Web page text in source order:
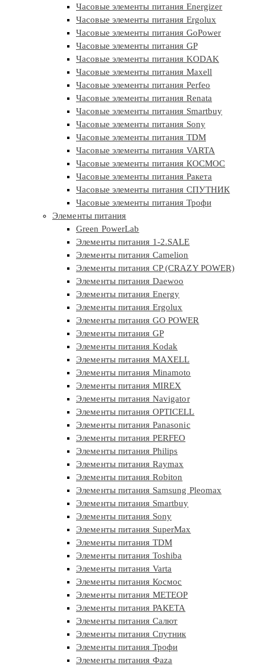
Часовые элементы питания Energizer
Часовые элементы питания Ergolux
Часовые элементы питания GoPower
Часовые элементы питания GP
Часовые элементы питания KODAK
Часовые элементы питания Maxell
Часовые элементы питания Perfeo
Часовые элементы питания Renata
Часовые элементы питания Smartbuy
Часовые элементы питания Sony
Часовые элементы питания TDM
Часовые элементы питания VARTA
Часовые элементы питания КОСМОС
Часовые элементы питания Ракета
Часовые элементы питания СПУТНИК
Часовые элементы питания Трофи
Элементы питания
Green PowerLab
Элементы питания 1-2.SALE
Элементы питания Camelion
Элементы питания CP (CRAZY POWER)
Элементы питания Daewoo
Элементы питания Energy
Элементы питания Ergolux
Элементы питания GO POWER
Элементы питания GP
Элементы питания Kodak
Элементы питания MAXELL
Элементы питания Minamoto
Элементы питания MIREX
Элементы питания Navigator
Элементы питания OPTICELL
Элементы питания Panasonic
Элементы питания PERFEO
Элементы питания Philips
Элементы питания Raymax
Элементы питания Robiton
Элементы питания Samsung Pleomax
Элементы питания Smartbuy
Элементы питания Sony
Элементы питания SuperMax
Элементы питания TDM
Элементы питания Toshiba
Элементы питания Varta
Элементы питания Космос
Элементы питания МЕТЕОР
Элементы питания РАКЕТА
Элементы питания Салют
Элементы питания Спутник
Элементы питания Трофи
Элементы питания Фaza